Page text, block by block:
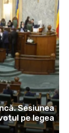
Sesiunea
pe legea